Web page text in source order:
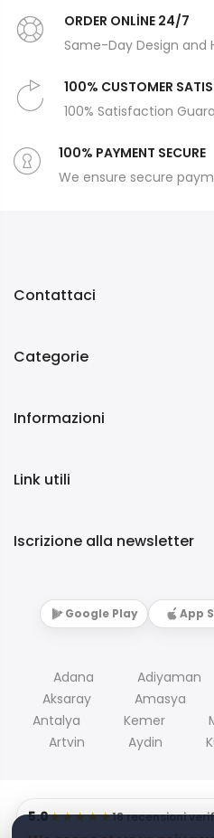
ORDER ONLİNE 24/7
Same-Day Design and
100% CUSTOMER
100% Satisfaction
100% PAYMENT SECURE
We ensure secure
Contattaci
Categorie
Informazioni
Link utili
Iscrizione alla newsletter
Google Play App
Adana Adiyaman
Aksaray
Amasya
Antalya
Kemer
Artvin
Aydin
5.0★★★★★18 recensioni